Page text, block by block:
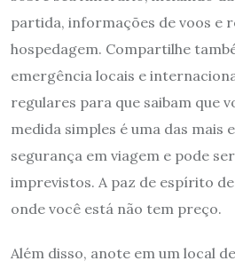
partida, informações de voos e
hospedagem. Compartilhe
emergência locais e
regulares para que saibam que
medida simples é uma das mais
segurança em viagem e pode
imprevistos. A paz de espírito
onde você está não tem preço.
Além disso, anote em um local